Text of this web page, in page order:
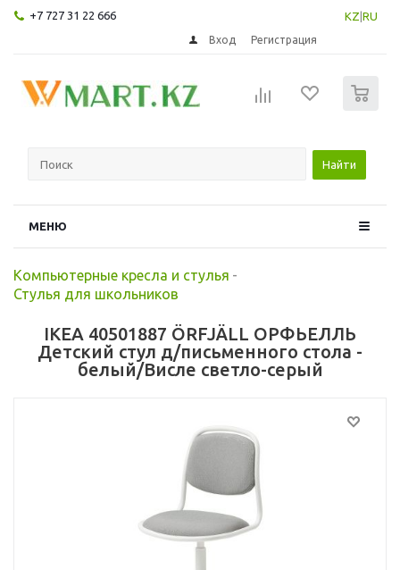
+7 727 31 22 666 KZ RU
Вход Регистрация
Найти
МЕНЮ
Компьютерные кресла и стулья -
Стулья для школьников
IKEA 40501887 ÖRFJÄLL ОРФЬЕЛЛЬ
Детский стул д/письменного стола -
белый/Висле светло-серый